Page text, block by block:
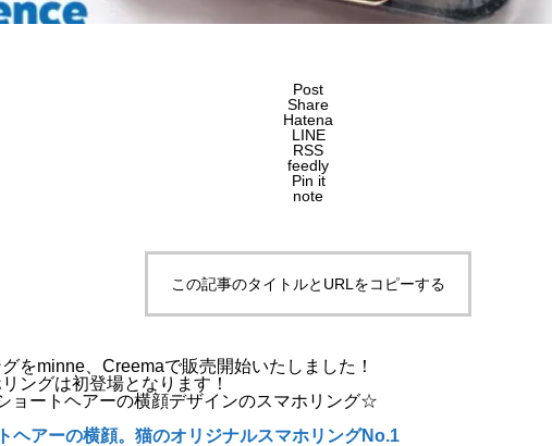
Post
Share
Hatena
LINE
RSS
feedly
Pin it
note
この記事のタイトルとURLをコピーする
をminne、Creemaで販売開始いたしました！
ングは初登場となります！
ョートヘアーの横顔デザインのスマホリング☆
ヘアーの横顔。猫のオリジナルスマホリングNo.1